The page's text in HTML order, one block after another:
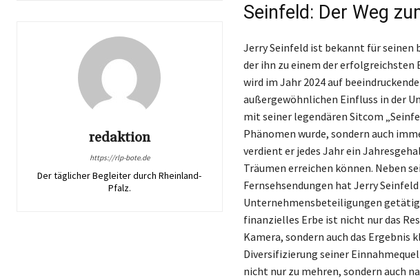
redaktion
https://rlp-bote.de
Der täglicher Begleiter durch Rheinland-
Pfalz.
Seinfeld: Der Weg
Jerry Seinfeld ist bekannt für seinen
der ihn zu einem der erfolgreichsten
wird im Jahr 2024 auf
außergewöhnlichen Einfluss in der
mit seiner legendären Sitcom
Phänomen wurde, sondern auch
verdient er jedes Jahr ein
Träumen erreichen können. Neben
Fernsehsendungen hat Jerry
Unternehmensbeteiligungen
finanzielles Erbe ist nicht nur das
Kamera, sondern auch das Ergebnis
Diversifizierung seiner
nicht nur zu mehren, sondern auch